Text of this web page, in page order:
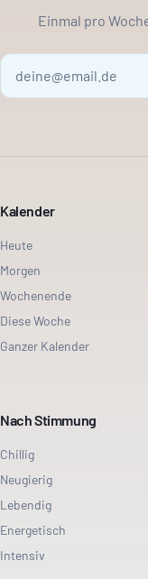
Einmal pro
Kalender
Heute
Morgen
Wochenende
Diese Woche
Ganzer Kalender
Nach Stimmung
Chillig
Neugierig
Lebendig
Energetisch
Intensiv